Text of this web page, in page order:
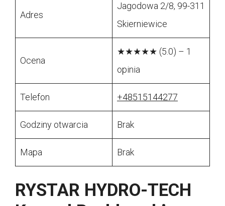
Adres
Jagodowa 2/8, 99-311
Skierniewice
Ocena
★★★★★ (5.0) – 1
opinia
Telefon +48515144277
Godziny otwarcia Brak
Mapa Brak
RYSTAR HYDRO-TECH